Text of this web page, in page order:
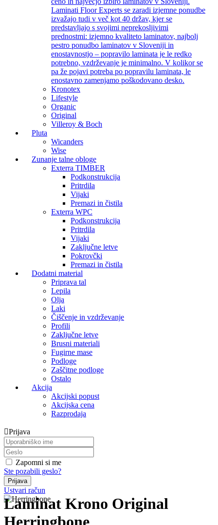
Laminati Floor Experts se zaradi izjemne ponudbe
izvažajo tudi v več kot 40 držav, kjer se
predstavljajo s svojimi neprekosljivimi
prednostmi: izjemno kvaliteto laminatov, najbolj
pestro ponudbo laminatov v Sloveniji in
enostavnostjo – popravilo laminata je le redko
potrebno, vzdrževanje je minimalno. V kolikor se
pa že pojavi potreba po popravilu laminata, le
enostavno zamenjamo poškodovano desko.
Kronotex
Lifestyle
Organic
Original
Villeroy & Boch
Pluta
Wicanders
Wise
Zunanje talne obloge
Exterra TIMBER
Podkonstrukcija
Pritrdila
Vijaki
Premazi in čistila
Exterra WPC
Podkonstrukcija
Pritrdila
Vijaki
Zaključne letve
Pokrovčki
Premazi in čistila
Dodatni material
Priprava tal
Lepila
Olja
Laki
Čiščenje in vzdrževanje
Profili
Zaključne letve
Brusni materiali
Fugirne mase
Podloge
Zaščitne podloge
Ostalo
Akcija
Akcijski popust
Akcijska cena
Razprodaja
Prijava
Zapomni si me
Ste pozabili geslo?
Ustvari račun
Laminat Krono Original